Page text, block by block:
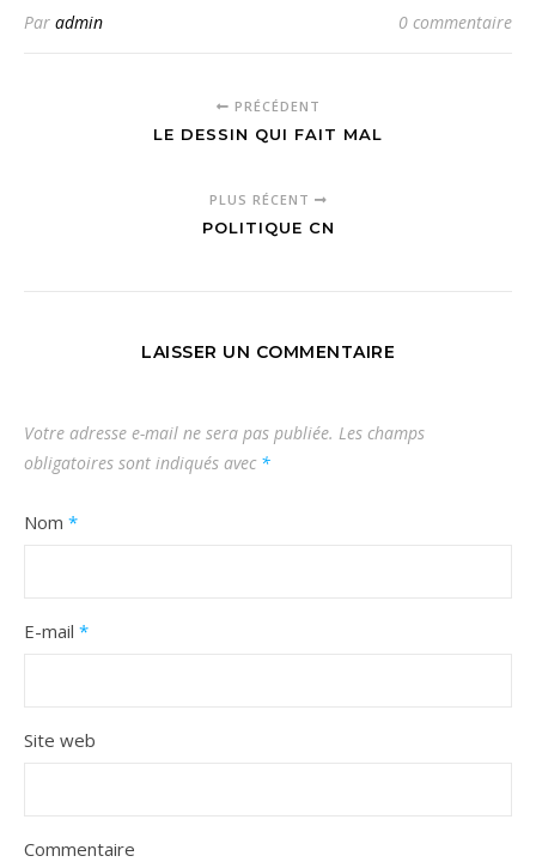
Par admin 0 commentaire
PRÉCÉDENT
LE DESSIN QUI FAIT MAL
PLUS RÉCENT
POLITIQUE CN
LAISSER UN COMMENTAIRE
Votre adresse e-mail ne sera pas publiée. Les champs
obligatoires sont indiqués avec *
Nom *
E-mail *
Site web
Commentaire